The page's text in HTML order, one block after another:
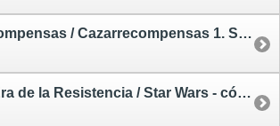
Cazarrecompensas / Cazarrecompensas 1. Star Wars - cómic
Héroes. Era de la Resistencia / Star Wars - cómic